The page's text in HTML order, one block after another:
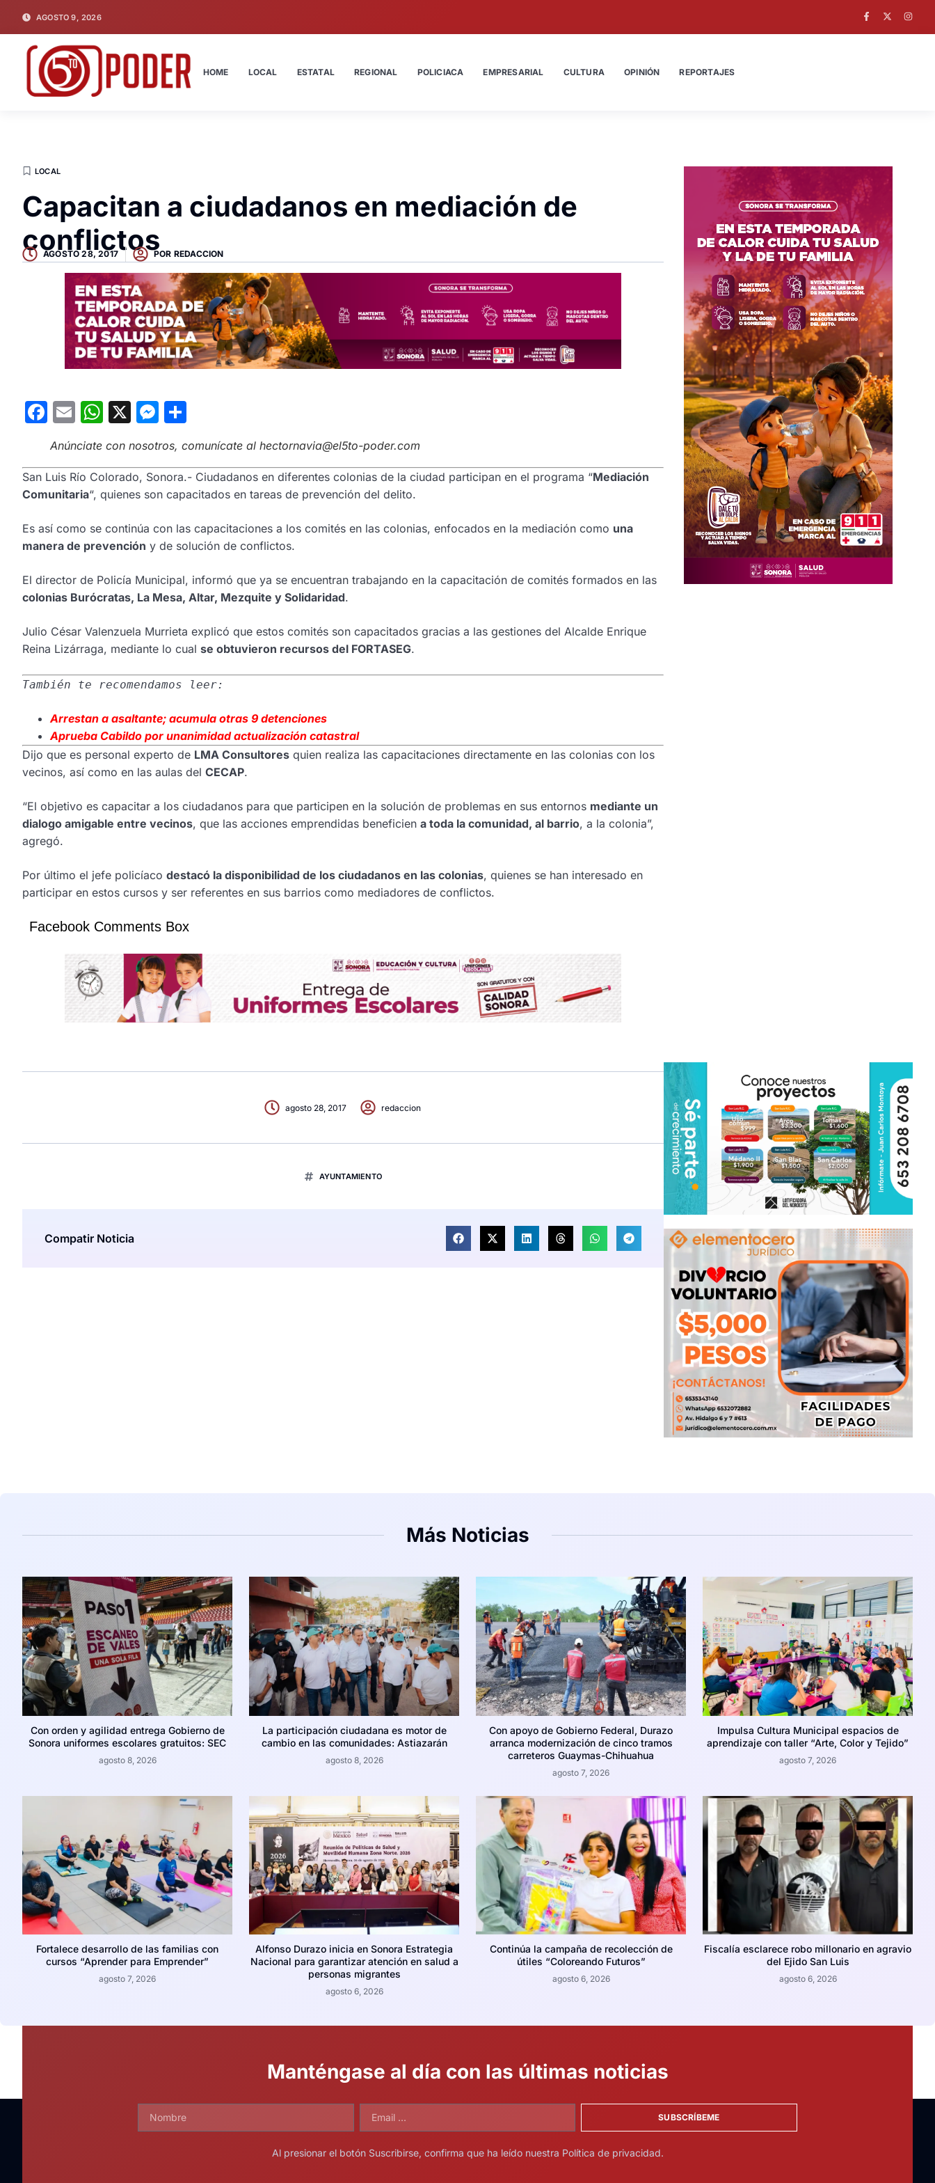
AGOSTO 9, 2026
HOME LOCAL ESTATAL REGIONAL POLICIACA EMPRESARIAL CULTURA OPINIÓN REPORTAJES
LOCAL
Capacitan a ciudadanos en mediación de
conflictos
AGOSTO 28, 2017 POR REDACCION
Facebook
EmailWhatsApp
X Messenger
Anúnciate con nosotros, comunícate al hectornavia@el5to-poder.com
San Luis Río Colorado, Sonora.- Ciudadanos en diferentes colonias de la ciudad participan en el programa “Mediación
Comunitaria“, quienes son capacitados en tareas de prevención del delito.
Es así como se continúa con las capacitaciones a los comités en las colonias, enfocados en la mediación como una
manera de prevención y de solución de conflictos.
El director de Policía Municipal, informó que ya se encuentran trabajando en la capacitación de comités formados en las
colonias Burócratas, La Mesa, Altar, Mezquite y Solidaridad.
Julio César Valenzuela Murrieta explicó que estos comités son capacitados gracias a las gestiones del Alcalde Enrique
Reina Lizárraga, mediante lo cual se obtuvieron recursos del FORTASEG.
También te recomendamos leer:
Arrestan a asaltante; acumula otras 9 detenciones
Aprueba Cabildo por unanimidad actualización catastral
Dijo que es personal experto de LMA Consultores quien realiza las capacitaciones directamente en las colonias con los
vecinos, así como en las aulas del CECAP.
“El objetivo es capacitar a los ciudadanos para que participen en la solución de problemas en sus entornos mediante un
dialogo amigable entre vecinos, que las acciones emprendidas beneficien a toda la comunidad, al barrio, a la colonia”,
agregó.
Por último el jefe policíaco destacó la disponibilidad de los ciudadanos en las colonias, quienes se han interesado en
participar en estos cursos y ser referentes en sus barrios como mediadores de conflictos.
Facebook Comments Box
agosto 28, 2017 redaccion
AYUNTAMIENTO
Compatir Noticia
Más Noticias
Con orden y agilidad entrega Gobierno de
Sonora uniformes escolares gratuitos: SEC
agosto 8, 2026
La participación ciudadana es motor de
cambio en las comunidades: Astiazarán
agosto 8, 2026
Con apoyo de Gobierno Federal, Durazo
arranca modernización de cinco tramos
carreteros Guaymas-Chihuahua
agosto 7, 2026
Impulsa Cultura Municipal espacios de
aprendizaje con taller “Arte, Color y Tejido”
agosto 7, 2026
Fortalece desarrollo de las familias con
cursos “Aprender para Emprender”
agosto 7, 2026
Alfonso Durazo inicia en Sonora Estrategia
Nacional para garantizar atención en salud a
personas migrantes
agosto 6, 2026
Continúa la campaña de recolección de
útiles “Coloreando Futuros”
agosto 6, 2026
Fiscalía esclarece robo millonario en agravio
del Ejido San Luis
agosto 6, 2026
Manténgase al día con las últimas noticias
SUBSCRÍBEME
Al presionar el botón Suscribirse, confirma que ha leído nuestra Política de privacidad.